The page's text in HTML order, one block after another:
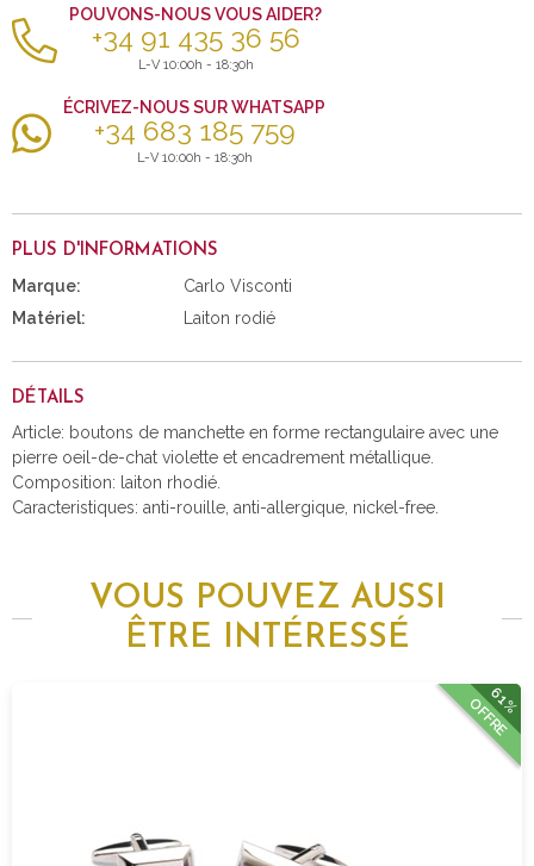
POUVONS-NOUS VOUS AIDER?
+34 91 435 36 56
L-V 10:00h - 18:30h
ÉCRIVEZ-NOUS SUR WHATSAPP
+34 683 185 759
L-V 10:00h - 18:30h
PLUS D'INFORMATIONS
Marque:
Carlo Visconti
Matériel:
Laiton rodié
DÉTAILS
Article: boutons de manchette en forme rectangulaire avec une
pierre oeil-de-chat violette et encadrement métallique.
Composition: laiton rhodié.
Caracteristiques: anti-rouille, anti-allergique, nickel-free.
VOUS POUVEZ AUSSI
ÊTRE INTÉRESSÉ
61%
OFFRE